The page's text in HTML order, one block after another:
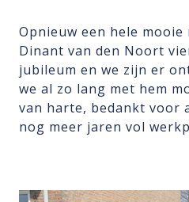
Opnieuw een hele mooie
Dinant van den Noort
jubileum en we zijn er
we al zo lang met hem
van harte, bedankt voor
nog meer jaren vol